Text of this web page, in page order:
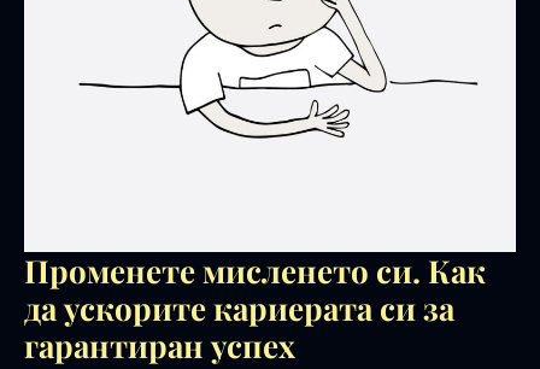
Променете мисленето си. Как
да ускорите кариерата си за
гарантиран успех